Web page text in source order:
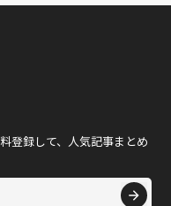
登録して、人気記事まとめ